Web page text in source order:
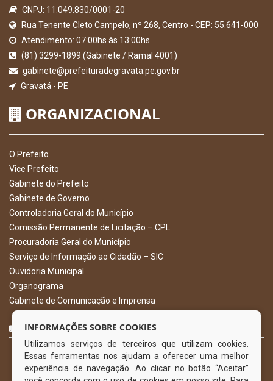
CNPJ: 11.049.830/0001-20
Rua Tenente Cleto Campelo, nº 268, Centro - CEP: 55.641-000
Atendimento: 07:00hs às 13:00hs
(81) 3299-1899 (Gabinete / Ramal 4001)
gabinete@prefeituradegravata.pe.gov.br
Gravatá - PE
ORGANIZACIONAL
O Prefeito
Vice Prefeito
Gabinete do Prefeito
Gabinete de Governo
Controladoria Geral do Município
Comissão Permanente de Licitação – CPL
Procuradoria Geral do Município
Serviço de Informação ao Cidadão – SIC
Ouvidoria Municipal
Organograma
Gabinete de Comunicação e Imprensa
CURTA NOSSA FAN PAGE
INFORMAÇÕES SOBRE COOKIES
Utilizamos serviços de terceiros que utilizam cookies.
Essas ferramentas nos ajudam a oferecer uma melhor
experiência de navegação. Ao clicar no botão “Aceitar”